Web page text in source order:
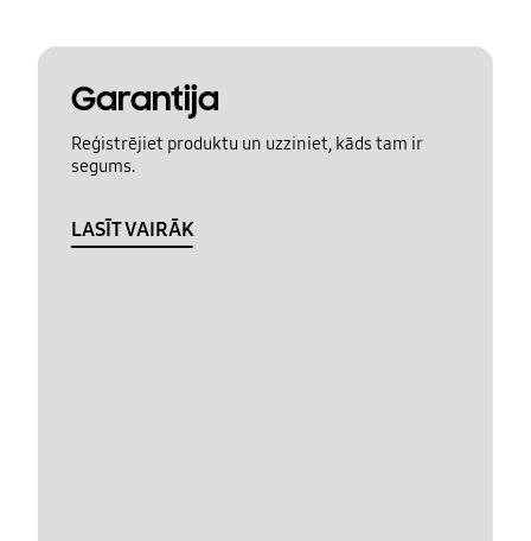
Garantija
Reģistrējiet produktu un uzziniet, kāds tam ir
segums.
LASĪT VAIRĀK